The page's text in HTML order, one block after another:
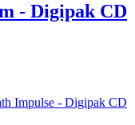
- Digipak CD